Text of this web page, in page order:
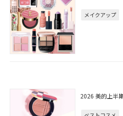
メイクアップ
2026 美的上半